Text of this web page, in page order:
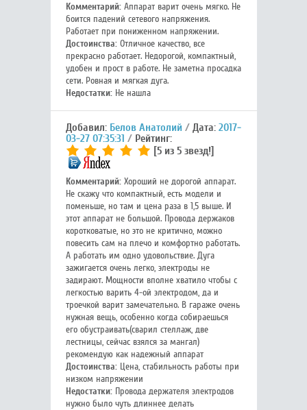
Комментарий:Аппарат варит очень мягко. Не
боится падений сетевого напряжения.
Работает при пониженном напряжении.
Достоинства:Отличное качество, все
прекрасно работает. Недорогой, компактный,
удобен и прост в работе. Не заметна просадка
сети. Ровная и мягкая дуга.
Недостатки:Не нашла
Добавил: Белов Анатолий Дата: 2017-
03-27 07:35:31
Рейтинг:
[5 из 5 звезд!]
Комментарий:Хороший не дорогой аппарат.
Не скажу что компактный, есть модели и
поменьше, но там и цена раза в 1,5 выше. И
этот аппарат не большой. Провода держаков
коротковатые, но это не критично, можно
повесить сам на плечо и комфортно работать.
А работать им одно удовольствие. Дуга
зажигается очень легко, электроды не
задирают. Мощности вполне хватило чтобы с
легкостью варить 4-ой электродом, да и
троечкой варит замечательно. В гараже очень
нужная вещь, особенно когда собираешься
его обустраивать(сварил стеллаж, две
лестницы, сейчас взялся за мангал)
рекомендую как надежный аппарат
Достоинства:Цена, стабильность работы при
низком напряжении
Недостатки:Провода держателя электродов
нужно было чуть длиннее делать